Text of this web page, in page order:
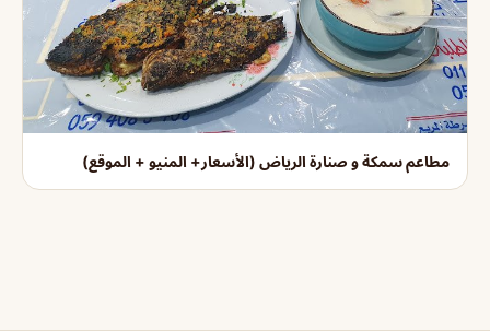
مطاعم سمكة و صنارة الرياض (الأسعار+ المنيو + الموقع)